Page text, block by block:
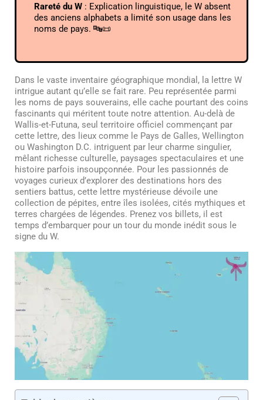
Rareté du W : Explication linguistique, le W absent
des anciens alphabets a limité son usage dans les
noms de pays. 🔤📜
Dans le vaste inventaire géographique mondial, la lettre W
intrigue autant qu’elle se fait rare. Peu représentée parmi
les noms de pays souverains, elle cache pourtant des coins
fascinants qui méritent toute notre attention. Au-delà de
Wallis-et-Futuna, seul territoire officiel commençant par
cette lettre, des lieux comme le Pays de Galles, Wellington
ou Washington D.C. intriguent par leur charme singulier,
mêlant richesse culturelle, paysages spectaculaires et une
histoire parfois insoupçonnée. Pour les passionnés de
voyages curieux d’explorer des destinations hors des
sentiers battus, cette lettre mystérieuse dévoile une
collection de pépites, entre îles isolées, cités mythiques et
terres chargées de légendes. Prenez vos billets, il est
temps d’embarquer pour un tour du monde inédit sous le
signe du W.